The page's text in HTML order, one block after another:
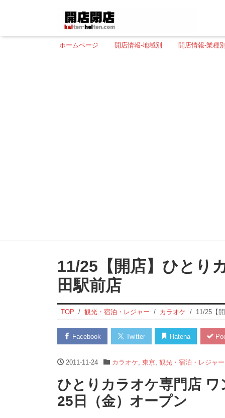
ホームページ 開店情報-地域別 開店情報-業種別
11/25【開店】ひとり
田駅前店
TOP 観光・宿泊・レジャー カラオケ 11/25【
Facebook Twitter Hatena
2011-11-24 カラオケ 東京, 観光・宿泊・レジャー
ひとりカラオケ専門店 ワ
25日（金）オープン